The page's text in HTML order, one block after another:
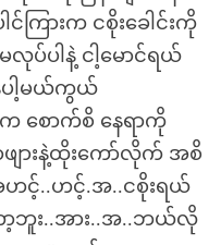
ကြားက ငစိုးခေါင်းကို
ပ်ပါနဲ့ ငါ့မောင်ရယ်
ပါ့မယ်ကွယ်
စောက်စိ နေရာကို
ဖျားနဲ့ထိုးကော်လိုက် အစိ
င့်..ဟင့်.အ..ငစိုးရယ်
ဘူး..အား..အ..ဘယ်လို